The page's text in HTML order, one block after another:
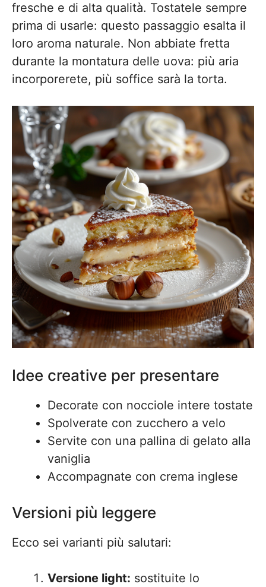
fresche e di alta qualità. Tostatele sempre
prima di usarle: questo passaggio esalta il
loro aroma naturale. Non abbiate fretta
durante la montatura delle uova: più aria
incorporerete, più soffice sarà la torta.
Idee creative per presentare
Decorate con nocciole intere tostate
Spolverate con zucchero a velo
Servite con una pallina di gelato alla
vaniglia
Accompagnate con crema inglese
Versioni più leggere
Ecco sei varianti più salutari:
Versione light: sostituite lo